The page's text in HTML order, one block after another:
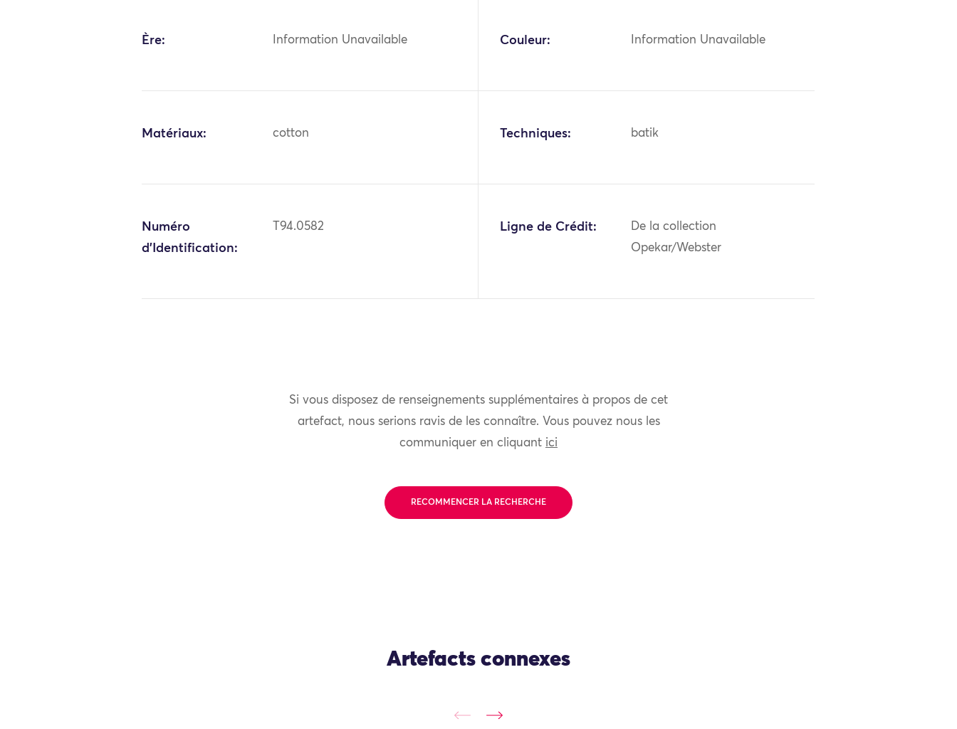
Ère: Information Unavailable Couleur: Information Unavailable
Matériaux: cotton Techniques: batik
Numéro
d'Identification:
T94.0582 Ligne de Crédit:
De la collection
Opekar/Webster
Si vous disposez de renseignements supplémentaires à propos de cet
artefact, nous serions ravis de les connaître. Vous pouvez nous les
communiquer en cliquant ici
RECOMMENCER LA RECHERCHE
Artefacts connexes